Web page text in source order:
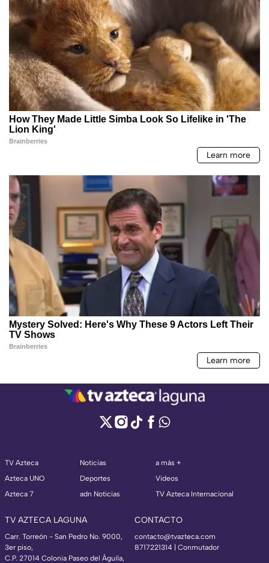
TV Azteca
Azteca UNO
Azteca 7
Noticias
Deportes
adn Noticias
a más +
Videos
TV Azteca Internacional
TV AZTECA LAGUNA
Carr. Torreón - San Pedro No. 9000,
3er piso,
C.P. 27014 Colonia Paseo del Águila,
CONTACTO
contacto@tvazteca.com
8717221314 | Conmutador